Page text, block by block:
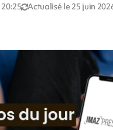
Actualisé le 25 juin